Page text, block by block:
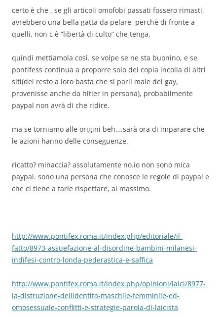
certo è che , se gli articoli omofobi passati fossero rimasti,
avrebbero una bella gatta da pelare, perchè di fronte a
quelli, non c è “libertà di culto” che tenga.
quindi mettiamola così. se volpe se ne sta buonino, e se
pontifess continua a proporre solo dei copia incolla di altri
siti(del resto a loro basta che si parli male dei gay,
provenisse anche da hitler in persona), probabilmente
paypal non avrà di che ridire.
ma se torniamo alle origini beh….sarà ora di imparare che
le azioni hanno delle conseguenze.
ricatto? minaccia? assolutamente no.io non sono mica
paypal. sono una persona che conosce le regole di paypal e
che ci tiene a farle rispettare, al massimo.
http://www.pontifex.roma.it/index.php/editoriale/il-
fatto/8973-assuefazione-al-disordine-bambini-milanesi-
indifesi-contro-londa-pederastica-e-saffica
http://www.pontifex.roma.it/index.php/opinioni/laici/8977-
la-distruzione-dellidentita-maschile-femminile-ed-
omosessuale-conflitti-e-strategie-parola-di-laicista